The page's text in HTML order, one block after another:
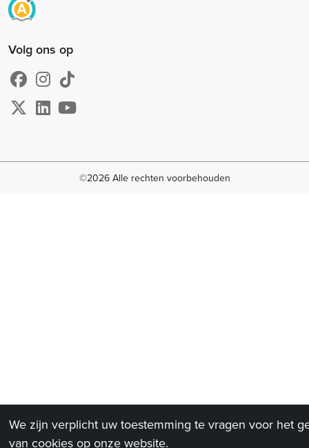
Volg ons op
©2026 Alle rechten voorbehouden
We zijn verplicht uw toestemming te vragen voor het
van cookies op onze website.